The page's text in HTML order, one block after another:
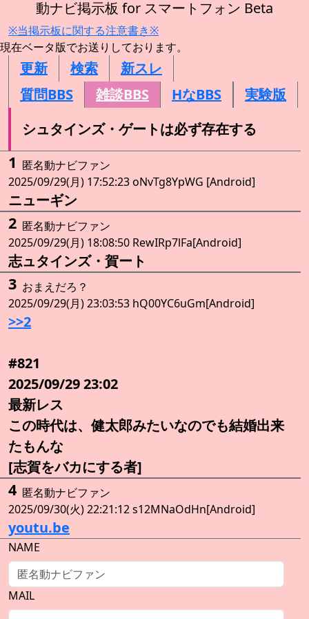
動ナビ掲示板 for スマートフォン Beta
※当掲示板に関する注意書き※
現在ベータ版でお送りしております。
更新 検索
新スレ
質問BBS
雑談BBS HなBBS
実験版
シュタインズ・ゲートは必ず存在する
1 匿名動ナビファン
2025/09/29(月) 17:52:23 oNvTg8YpWG [Android]
ニューギン
2 匿名動ナビファン
2025/09/29(月) 18:08:50 RewIRp7lFa[Android]
志ュタインズ・賀ート
3 おまえだろ？
2025/09/29(月) 23:03:53 hQ00YC6uGm[Android]
>>2
#821
2025/09/29 23:02
最新レス
この時代は、健太郎みたいなのでも結婚出来
たもんな
[志賀をバカにする者]
4 匿名動ナビファン
2025/09/30(火) 22:21:12 s12MNaOdHn[Android]
youtu.be
NAME
MAIL